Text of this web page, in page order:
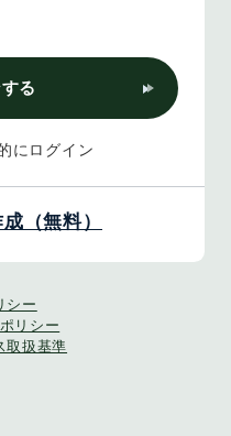
る
にログイン
（無料）
シー
リシー
取扱基準